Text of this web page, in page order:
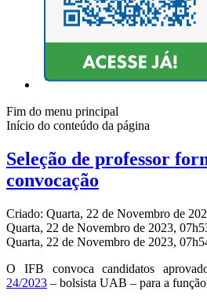
Fim do menu principal
Início do conteúdo da página
Seleção de professor
convocação
Criado: Quarta, 22 de Novembro de
Quarta, 22 de Novembro de 2023,
Quarta, 22 de Novembro de 2023,
O IFB convoca candidatos
24/2023 – bolsista UAB – para a